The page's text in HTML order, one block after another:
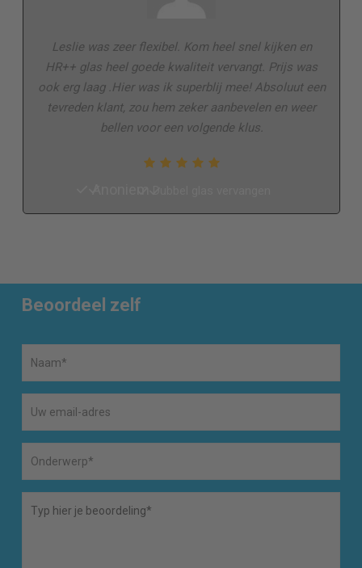
Leslie was zeer flexibel. Kom heel snel kijken en
HR++ glas heel goede kwaliteit vervangt. Prijs was
ook erg laag .Hier was ik superblij mee! Absoluut een
tevreden klant, zou hem zeker aanbevelen en weer
bellen voor een volgende klus.
Beoordeel zelf